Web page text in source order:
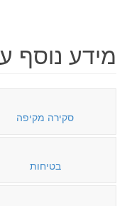
מידע נוסף
סקירה מקיפה
בטיחות